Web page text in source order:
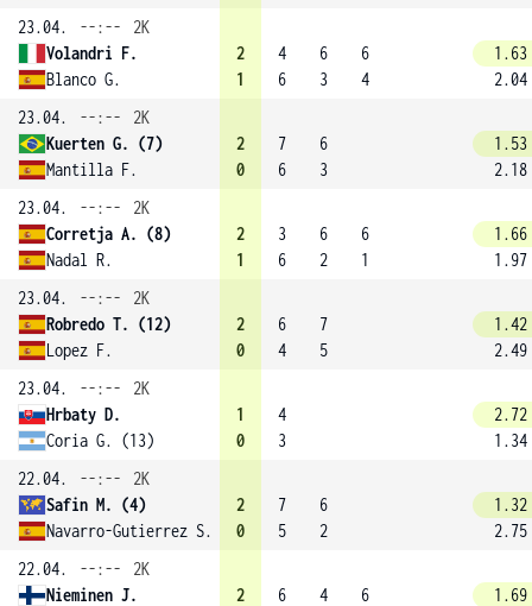
23.04.
--:--
2K
Volandri F.
Blanco G.
2
1
4
6
6
3
6
4
1.63
2.04
23.04.
--:--
2K
Kuerten G. (7)
Mantilla F.
2
0
7
6
6
3
1.53
2.18
23.04.
--:--
2K
Corretja A. (8)
Nadal R.
2
1
3
6
6
2
6
1
1.66
1.97
23.04.
--:--
2K
Robredo T. (12)
Lopez F.
2
0
6
4
7
5
1.42
2.49
23.04.
--:--
2K
Hrbaty D.
Coria G. (13)
1
0
4
3
2.72
1.34
22.04.
--:--
2K
Safin M. (4)
Navarro-Gutierrez S.
2
0
7
5
6
2
1.32
2.75
22.04.
--:--
2K
Nieminen J.
2
6
4
6
1.69